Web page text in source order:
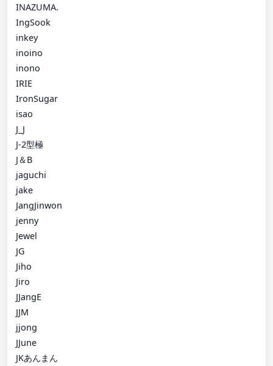
INAZUMA.
IngSook
inkey
inoino
inono
IRIE
IronSugar
isao
J_J
J-2型極
J＆B
jaguchi
jake
JangJinwon
jenny
Jewel
JG
Jiho
Jiro
JJangE
JJM
jjong
JJune
JKあんまん